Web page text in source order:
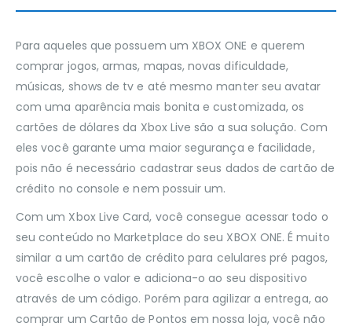
Para aqueles que possuem um XBOX ONE e querem
comprar jogos, armas, mapas, novas dificuldade,
músicas, shows de tv e até mesmo manter seu avatar
com uma aparência mais bonita e customizada, os
cartões de dólares da Xbox Live são a sua solução. Com
eles você garante uma maior segurança e facilidade,
pois não é necessário cadastrar seus dados de cartão de
crédito no console e nem possuir um.
Com um Xbox Live Card, você consegue acessar todo o
seu conteúdo no Marketplace do seu XBOX ONE. É muito
similar a um cartão de crédito para celulares pré pagos,
você escolhe o valor e adiciona-o ao seu dispositivo
através de um código. Porém para agilizar a entrega, ao
comprar um Cartão de Pontos em nossa loja, você não